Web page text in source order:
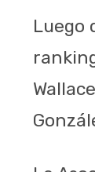
Luego